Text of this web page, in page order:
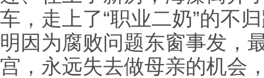
车，走上了“职业二奶”的不
明因为腐败问题东窗事发，
宫，永远失去做母亲的机会